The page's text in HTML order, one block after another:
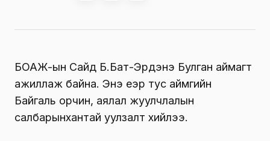
БОАЖ-ын Сайд Б.Бат-Эрдэнэ Булган аймагт
ажиллаж байна. Энэ үеэр тус аймгийн
Байгаль орчин, аялал жуулчлалын
салбарынхантай уулзалт хийлээ.